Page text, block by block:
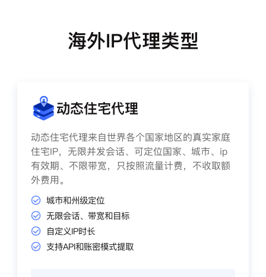
海外IP代理类型
动态住宅代理
动态住宅代理来自世界各个国家地区的真实家庭
住宅IP，无限并发会话、可定位国家、城市、ip
有效期、不限带宽，只按照流量计费，不收取额
外费用。
城市和州级定位
无限会话、带宽和目标
自定义IP时长
支持API和账密模式提取